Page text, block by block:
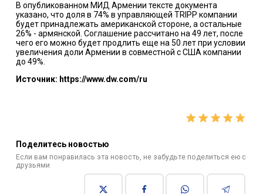
В опубликованном МИД Армении тексте документа
указано, что доля в 74% в управляющей TRIPP компании
будет принадлежать американской стороне, а остальные
26% - армянской. Соглашение рассчитано на 49 лет, после
чего его можно будет продлить еще на 50 лет при условии
увеличения доли Армении в совместной с США компании
до 49%.
Источник: https://www.dw.com/ru
Поделитесь новостью
Если вам понравилась эта новость, не забудьте поделиться ею с
друзьями